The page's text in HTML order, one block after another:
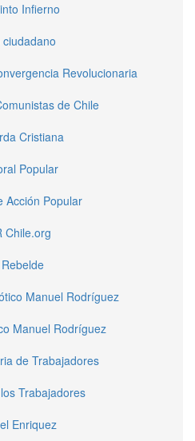
Infierno
ciudadano
Revolucionaria
de Chile
Cristiana
Popular
Acción Popular
Chile.org
Manuel Rodríguez
Manuel Rodríguez
de Trabajadores
Trabajadores
Enriquez